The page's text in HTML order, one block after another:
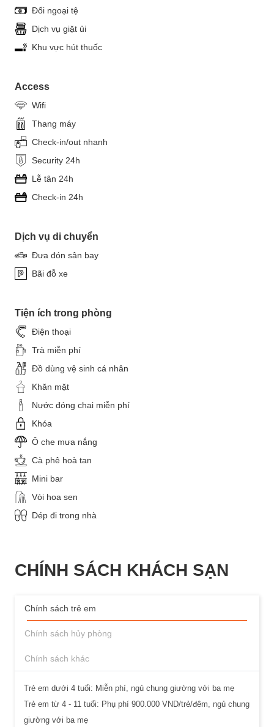
Đổi ngoại tệ
Dịch vụ giặt ủi
Khu vực hút thuốc
Access
Wifi
Thang máy
Check-in/out nhanh
Security 24h
Lễ tân 24h
Check-in 24h
Dịch vụ di chuyển
Đưa đón sân bay
Bãi đỗ xe
Tiện ích trong phòng
Điện thoại
Trà miễn phí
Đồ dùng vệ sinh cá nhân
Khăn mặt
Nước đóng chai miễn phí
Khóa
Ô che mưa nắng
Cà phê hoà tan
Mini bar
Vòi hoa sen
Dép đi trong nhà
CHÍNH SÁCH KHÁCH SẠN
Chính sách trẻ em
Chính sách hủy phòng
Chính sách khác
Trẻ em dưới 4 tuổi: Miễn phí, ngủ chung giường với ba mẹ
Trẻ em từ 4 - 11 tuổi: Phụ phí 900.000 VND/trẻ/đêm, ngủ chung
giường với ba mẹ